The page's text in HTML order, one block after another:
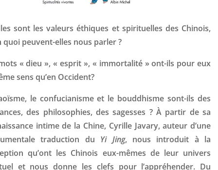
sont les valeurs éthiques et spirituelles des Chinois,
quoi peuvent-elles nous parler ?
« dieu », « esprit », « immortalité » ont-ils pour eux
sens qu’en Occident?
le confucianisme et le bouddhisme sont-ils des
des philosophies, des sagesses ? À partir de sa
intime de la Chine, Cyrille Javary, auteur d’une
traduction du Yi Jing, nous introduit à la
qu’ont les Chinois eux-mêmes de leur univers
et nous donne les clefs pour l’appréhender. Du